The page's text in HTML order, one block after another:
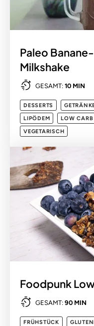
Paleo
Milkshake
GESAMT: 10 MIN
DESSERTS
LIPÖDEM
LOW CARB
VEGETARISCH
Foodpunk
GESAMT: 90 MIN
FRÜHSTÜCK